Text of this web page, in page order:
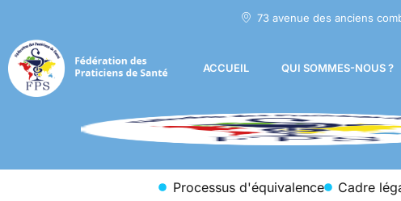
73 avenue des anciens
ACCUEIL QUI SOMMES-NOUS ?
Processus d'équivalence Cadre